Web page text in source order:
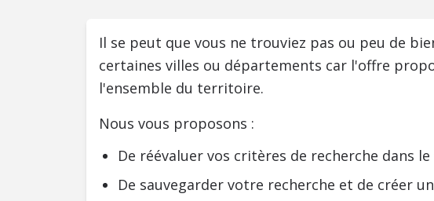
Il se peut que vous ne trouviez pas ou peu de
certaines villes ou départements car l'offre
l'ensemble du territoire.
Nous vous proposons :
De réévaluer vos critères de recherche dans
De sauvegarder votre recherche et de créer